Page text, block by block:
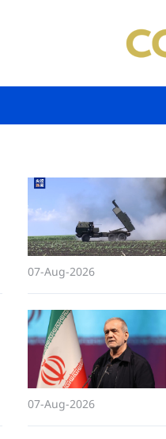
07-Aug-2026
07-Aug-2026